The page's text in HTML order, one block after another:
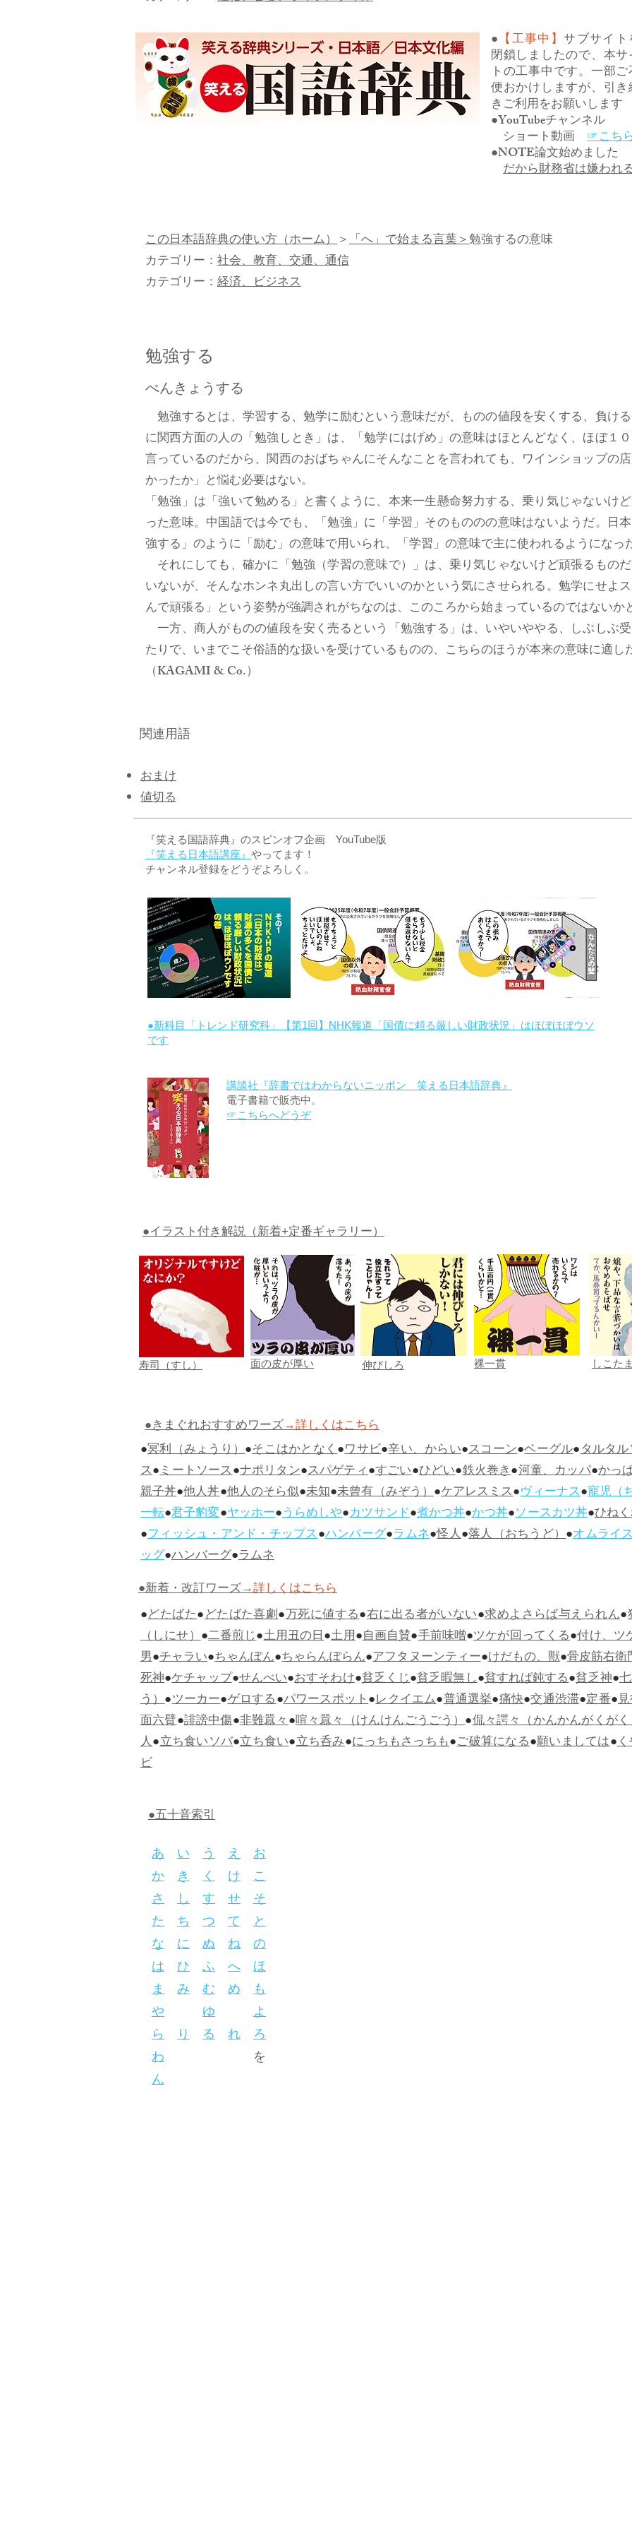
● 【工事中】サブサイト
閉鎖しましたので、本サ
トの工事中です。一部ご
便おかけしますが、引き
きご利用をお願いします
●YouTubeチャンネル
ショート動画 ☞こち
●NOTE論文始めました
だから財務省は嫌われ
この日本語辞典の使い方（ホーム）＞「へ」で始まる言葉＞勉強するの意味
カテゴリー： 社会、教育、交通、通信
カテゴリー： 経済、ビジネス
勉強する
べんきょうする
勉強するとは、学習する、勉学に励むという意味だが、ものの値段を安くする、負け
に関西方面の人の「勉強しとき」は、「勉学にはげめ」の意味はほとんどなく、ほぼ１
言っているのだから、関西のおばちゃんにそんなことを言われても、ワインショップの
かったか」と悩む必要はない。
「勉強」は「強いて勉める」と書くように、本来一生懸命努力する、乗り気じゃないけ
った意味。中国語では今でも、「勉強」に「学習」そのもののの意味はないようだ。日
強する」のように「励む」の意味で用いられ、「学習」の意味で主に使われるようになっ
それにしても、確かに「勉強（学習の意味で）」は、乗り気じゃないけど頑張るもの
いないが、そんなホンネ丸出しの言い方でいいのかという気にさせられる。勉学にせよ
んで頑張る」という姿勢が強調されがちなのは、このころから始まっているのではないか
一方、商人がものの値段を安く売るという「勉強する」は、いやいややる、しぶしぶ
たりで、いまでこそ俗語的な扱いを受けているものの、こちらのほうが本来の意味に適し
（KAGAMI & Co.）
関連用語
おまけ
値切る
『笑える国語辞典』のスピンオフ企画 YouTube版
『笑える日本語講座』 やってます！
チャンネル登録をどうぞよろしく。
●新科目「トレンド研究科」【第1回】NHK報道「国債に頼る厳しい財政状況」はほぼほぼウソ
です
講談社『辞書ではわからないニッポン 笑える日本語辞典』
電子書籍で販売中。
☞こちらへどうぞ
●イラスト付き解説（新着+定番ギャラリー）
寿司（すし） 面の皮が厚い 伸びしろ 裸一貫 しこた
●きまぐれおすすめワーズ→詳しくはこちら
●冥利（みょうり）●そこはかとなく●ワサビ●辛い、からい●スコーン●ベーグル●タルタ
ス●ミートソース●ナポリタン●スパゲティ●すごい●ひどい●鉄火巻き●河童、カッパ●かっ
親子丼●他人丼●他人のそら似●未知●未曾有（みぞう）●ケアレスミス●ヴィーナス●寵児（
一転●君子豹変●ヤッホー●うらめしや●カツサンド●煮かつ丼●かつ丼●ソースカツ丼●ひね
●フィッシュ・アンド・チップス●ハンバーグ●ラムネ●怪人●落人（おちうど）●オムライ
ッグ●ハンバーグ●ラムネ
●新着・改訂ワーズ→詳しくはこちら
●どたばた●どたばた喜劇●万死に値する●右に出る者がいない●求めよさらば与えられん●
（しにせ）●二番煎じ●土用丑の日●土用●自画自賛●手前味噌●ツケが回ってくる●付け、ツ
男●チャラい●ちゃんぽん●ちゃらんぽらん●アフタヌーンティー●けだもの、獣●骨皮筋右衛
死神●ケチャップ●せんべい●おすそわけ●貧乏くじ●貧乏暇無し●貧すれば鈍する●貧乏神●
う）●ツーカー●ゲロする●パワースポット●レクイエム●普通選挙●痛快●交通渋滞●定番●
面六臂●誹謗中傷●非難囂々●喧々囂々（けんけんごうごう）●侃々諤々（かんかんがくが
人●立ち食いソバ●立ち食い●立ち呑み●にっちもさっちも●ご破算になる●願いましては●
ビ
●五十音索引
あ い う え お
か き く け こ
さ し す せ そ
た ち つ て と
な に ぬ ね の
は ひ ふ へ ほ
ま み む め も
や
ゆ
よ
ら り る れ ろ
わ を
ん